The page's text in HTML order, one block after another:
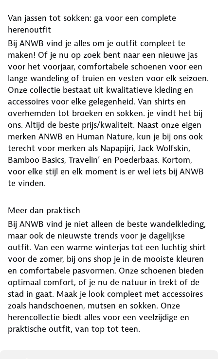
Van jassen tot sokken: ga voor een complete
herenoutfit
Bij ANWB vind je alles om je outfit compleet te
maken! Of je nu op zoek bent naar een nieuwe jas
voor het voorjaar, comfortabele schoenen voor een
lange wandeling of truien en vesten voor elk seizoen.
Onze collectie bestaat uit kwalitatieve kleding en
accessoires voor elke gelegenheid. Van shirts en
overhemden tot broeken en sokken. je vindt het bij
ons. Altijd de beste prijs/kwaliteit. Naast onze eigen
merken ANWB en Human Nature, kun je bij ons ook
terecht voor merken als Napapijri, Jack Wolfskin,
Bamboo Basics, Travelin’ en Poederbaas. Kortom,
voor elke stijl en elk moment is er wel iets bij ANWB
te vinden.
Meer dan praktisch
Bij ANWB vind je niet alleen de beste wandelkleding,
maar ook de nieuwste trends voor je dagelijkse
outfit. Van een warme winterjas tot een luchtig shirt
voor de zomer, bij ons shop je in de mooiste kleuren
en comfortabele pasvormen. Onze schoenen bieden
optimaal comfort, of je nu de natuur in trekt of de
stad in gaat. Maak je look compleet met accessoires
zoals handschoenen, mutsen en sokken. Onze
herencollectie biedt alles voor een veelzijdige en
praktische outfit, van top tot teen.